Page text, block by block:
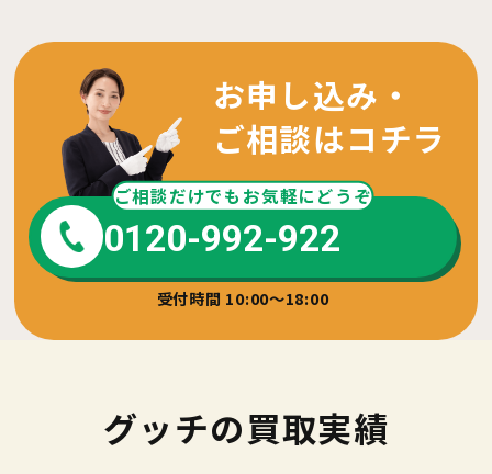
お申し込み・
ご相談はコチラ
ご相談だけでもお気軽にどうぞ
0120-992-922
受付時間 10:00～18:00
グッチの買取実績